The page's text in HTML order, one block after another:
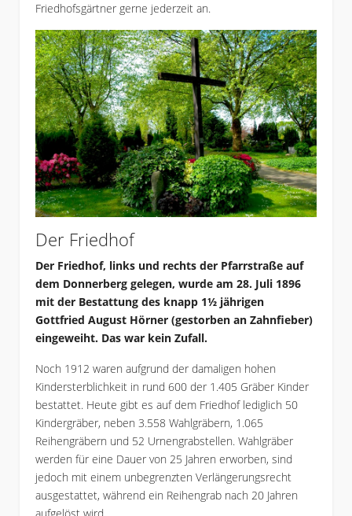
Friedhofsgärtner gerne jederzeit an.
Der Friedhof
Der Friedhof, links und rechts der Pfarrstraße auf
dem Donnerberg gelegen, wurde am 28. Juli 1896
mit der Bestattung des knapp 1½ jährigen
Gottfried August Hörner (gestorben an Zahnfieber)
eingeweiht. Das war kein Zufall.
Noch 1912 waren aufgrund der damaligen hohen
Kindersterblichkeit in rund 600 der 1.405 Gräber Kinder
bestattet. Heute gibt es auf dem Friedhof lediglich 50
Kindergräber, neben 3.558 Wahlgräbern, 1.065
Reihengräbern und 52 Urnengrabstellen. Wahlgräber
werden für eine Dauer von 25 Jahren erworben, sind
jedoch mit einem unbegrenzten Verlängerungsrecht
ausgestattet, während ein Reihengrab nach 20 Jahren